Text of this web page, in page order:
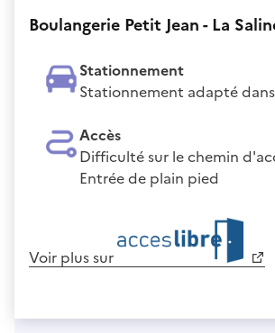
Boulangerie Petit Jean - La
Stationnement
Stationnement adapté
Accès
Difficulté sur le chemin
Entrée de plain pied
Voir plus sur